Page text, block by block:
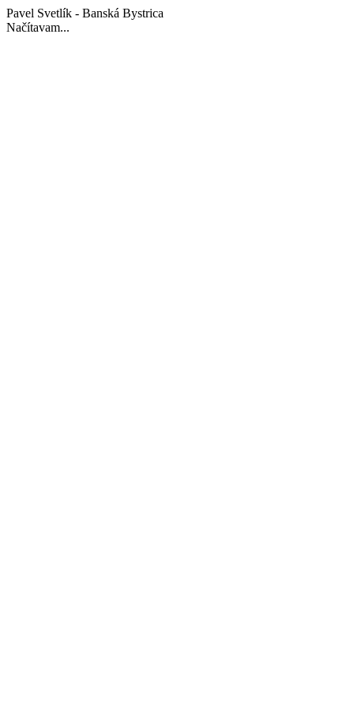
Pavel Svetlík - Banská Bystrica
Načítavam...